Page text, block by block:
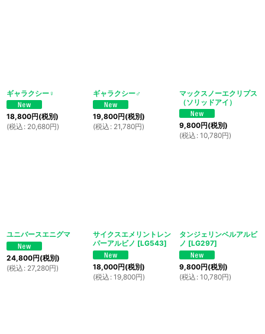
ギャラクシー♀
18,800円(税別)
(税込 : 20,680円)
ギャラクシー♂
19,800円(税別)
(税込 : 21,780円)
マックスノーエクリプス
（ソリッドアイ）
9,800円(税別)
(税込 : 10,780円)
ユニバースエニグマ
24,800円(税別)
(税込 : 27,280円)
サイクスエメリントレン
パーアルビノ [LG543]
18,000円(税別)
(税込 : 19,800円)
タンジェリンベルアルビ
ノ [LG297]
9,800円(税別)
(税込 : 10,780円)